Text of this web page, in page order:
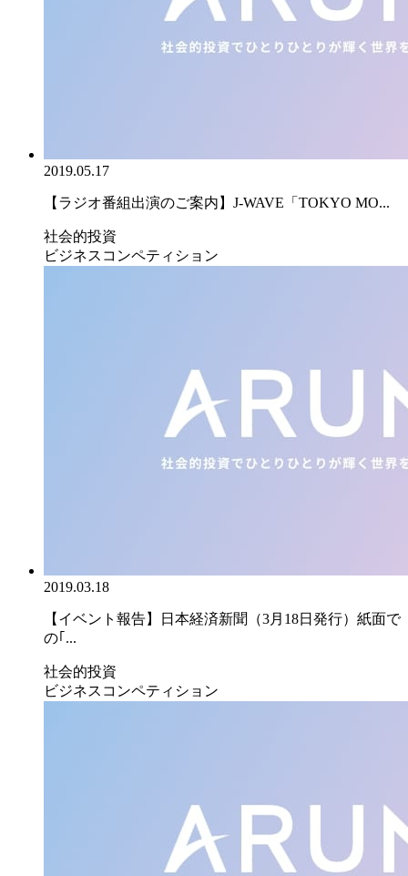
2019.05.17
【ラジオ番組出演のご案内】J-WAVE「TOKYO MO...
社会的投資
ビジネスコンペティション
2019.03.18
【イベント報告】日本経済新聞（3月18日発行）紙面で
の｢...
社会的投資
ビジネスコンペティション